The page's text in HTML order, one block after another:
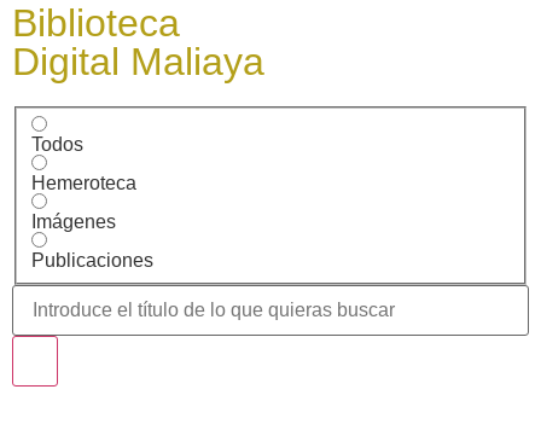
Biblioteca
Digital Maliaya
Todos
Hemeroteca
Imágenes
Publicaciones